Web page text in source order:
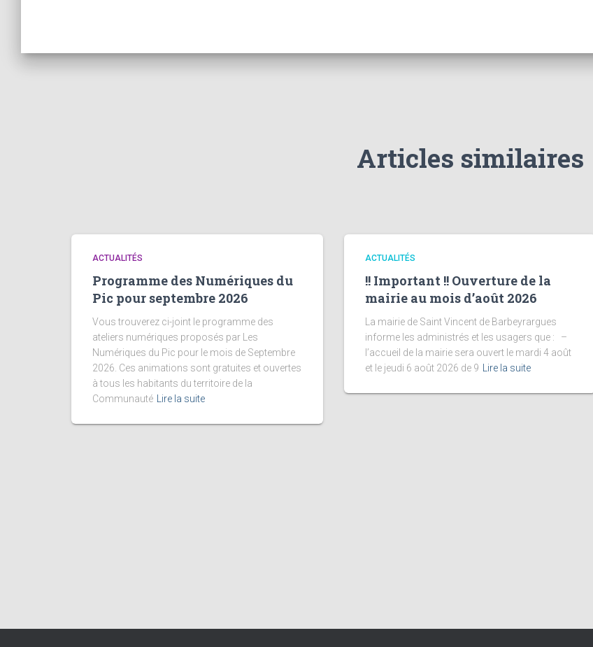
Articles similaires
ACTUALITÉS
Programme des Numériques du
Pic pour septembre 2026
Vous trouverez ci-joint le programme des
ateliers numériques proposés par Les
Numériques du Pic pour le mois de Septembre
2026. Ces animations sont gratuites et ouvertes
à tous les habitants du territoire de la
Communauté
Lire la suite
ACTUALITÉS
!! Important !! Ouverture de la
mairie au mois d’août 2026
La mairie de Saint Vincent de Barbeyrargues
informe les administrés et les usagers que : –
l’accueil de la mairie sera ouvert le mardi 4 août
et le jeudi 6 août 2026 de 9
Lire la suite